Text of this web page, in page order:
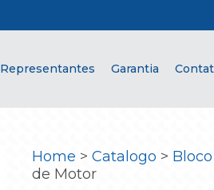
Representantes Garantia
Home > Catalogo >
de Motor